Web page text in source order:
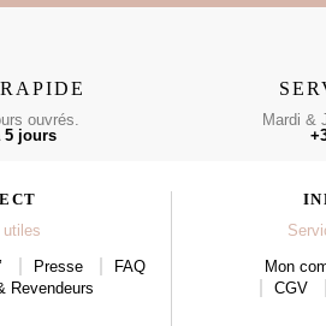
ouvrés.
5 jours
Mardi &
Presse
FAQ
Revendeurs
Mon
CGV